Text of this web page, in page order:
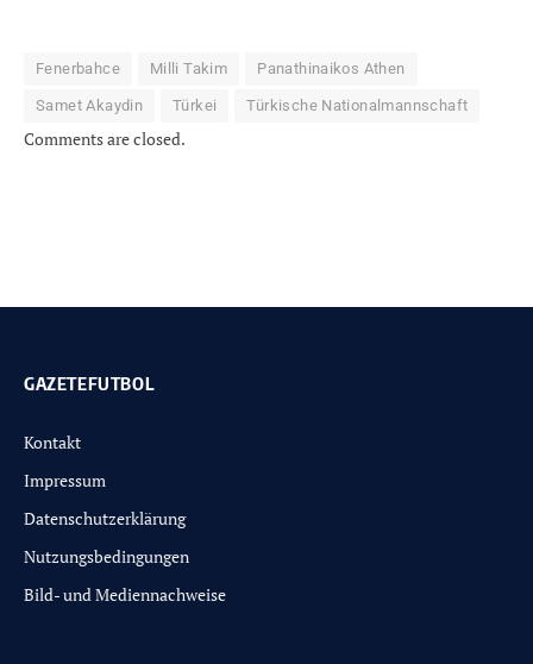
Fenerbahce Milli Takim Panathinaikos Athen
Samet Akaydin Türkei Türkische Nationalmannschaft
Comments are closed.
GAZETEFUTBOL
Kontakt
Impressum
Datenschutzerklärung
Nutzungsbedingungen
Bild- und Mediennachweise